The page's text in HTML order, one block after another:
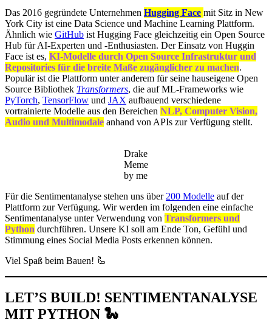
Das 2016 gegründete Unternehmen Hugging Face mit Sitz in New
York City ist eine Data Science und Machine Learning Plattform.
Ähnlich wie GitHub ist Hugging Face gleichzeitig ein Open Source
Hub für AI-Experten und -Enthusiasten. Der Einsatz von Huggin
Face ist es, KI-Modelle durch Open Source Infrastruktur und
Repositories für die breite Maße zugänglicher zu machen.
Populär ist die Plattform unter anderem für seine hauseigene Open
Source Bibliothek Transformers, die auf ML-Frameworks wie
PyTorch, TensorFlow und JAX aufbauend verschiedene
vortrainierte Modelle aus den Bereichen NLP, Computer Vision,
Audio und Multimodale anhand von APIs zur Verfügung stellt.
Drake
Meme
by me
Für die Sentimentanalyse stehen uns über 200 Modelle auf der
Plattform zur Verfügung. Wir werden im folgenden eine einfache
Sentimentanalyse unter Verwendung von Transformers und
Python durchführen. Unsere KI soll am Ende Ton, Gefühl und
Stimmung eines Social Media Posts erkennen können.
Viel Spaß beim Bauen! 🦾
LET’S BUILD! SENTIMENTANALYSE
MIT PYTHON 🐍